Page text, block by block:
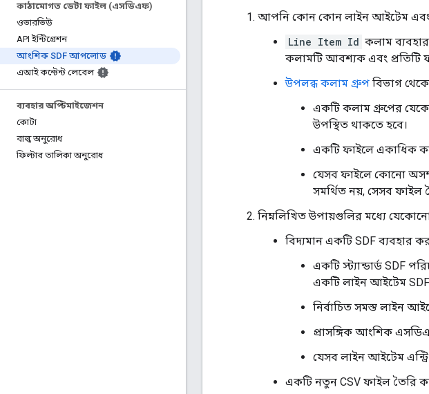
কাঠামোগত ডেটা ফাইল (এসডিএফ)
ওভারভিউ
API ইন্টিগ্রেশন
আংশিক SDF আপলোড
এআই কন্টেন্ট লেবেল
ব্যবহার অপ্টিমাইজেশন
কোটা
বাল্ক অনুরোধ
ফিল্টার তালিকা অনুরোধ
আপনি কোন কোন লাইন আইটেম এবং
Line Item Id কলাম
কলামটি আবশ্যক এবং প্রতিটি
উপলব্ধ কলাম গ্রুপ বিভাগ
একটি কলাম গ্রুপের
উপস্থিত থাকতে হবে।
একটি ফাইলে একাধিক
যেসব ফাইলে কোনো
সমর্থিত নয়, সেসব ফাইল
নিম্নলিখিত উপায়গুলির মধ্যে
বিদ্যমান একটি SDF ব্যবহার
একটি স্ট্যান্ডার্ড SDF
একটি লাইন আইটেম
নির্বাচিত সমস্ত লাইন
প্রাসঙ্গিক আংশিক
যেসব লাইন আইটেম
একটি নতুন CSV ফাইল তৈরি